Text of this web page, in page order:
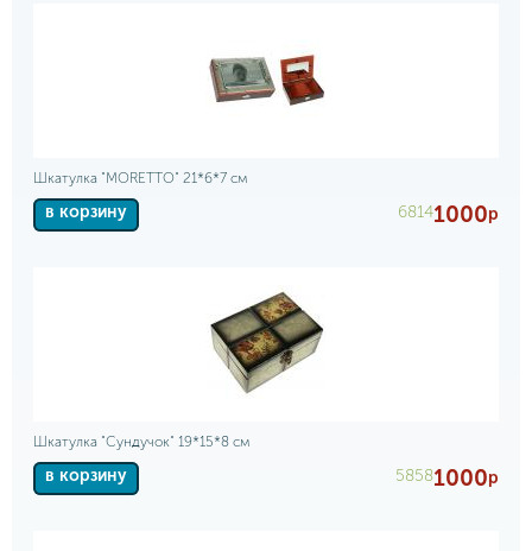
Шкатулка "MORETTO" 21*6*7 см
в корзину 68141000р
Шкатулка "Сундучок" 19*15*8 см
в корзину 58581000р